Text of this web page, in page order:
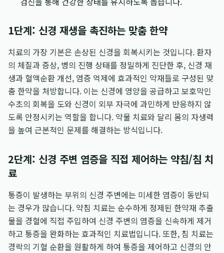
1단계: 신경 재생을 촉진하는 맞춤 한약
치료의 가장 기본은 손상된 신경을 회복시키는 것입니다. 환자
의 체질과 증상, 병의 진행 상태를 정밀하게 진단한 후, 신경 재
생과 혈액순환 개선, 염증 억제에 효과적인 약재들로 구성된 맞
춤 한약을 처방합니다. 이는 신경에 영양을 공급하고 보호막인
수초의 회복을 도와 신경이 외부 자극에 과민하게 반응하지 않
도록 안정시키는 역할을 합니다. 약물 치료와 달리 몸의 자생력
을 높여 근본적인 문제를 해결하는 방식입니다.
2단계: 신경 주변 염증을 직접 제어하는 약침/침 치
료
통증이 발생하는 부위의 신경 주변에는 미세한 염증이 동반되
는 경우가 많습니다. 약침 치료는 순수하게 정제된 한약재 추출
물을 경혈에 직접 주입하여 신경 주변의 염증을 신속하게 제거
하고 통증을 완화하는 효과적인 치료법입니다. 또한, 침 치료는
경락의 기혈 순환을 원활하게 하여 통증을 제어하고 신경의 안